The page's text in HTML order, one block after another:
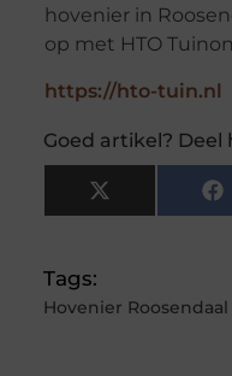
hovenier in
op met HTO
https://hto-tuin.nl
Goed artikel? Deel
X
(Twitter)
Tags:
Hovenier Roosendaal